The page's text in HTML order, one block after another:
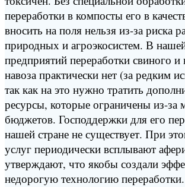
переработки в компосты его в
вносить на поля нельзя из-за риска
природных и агроэкосистем. В
предприятий переработки свиного и
навоза практически нет (за редким
так как на это нужно тратить
ресурсы, которые ограничены из-за
бюджетов. Господдержки для его
нашей стране не существует. При
услуг периодически всплывают
утверждают, что якобы создали
недорогую технологию переработки.